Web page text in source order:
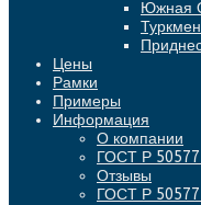
Южная
Цены
Рамки
Примеры
Информация
О компании
ГОСТ Р
Отзывы
ГОСТ Р